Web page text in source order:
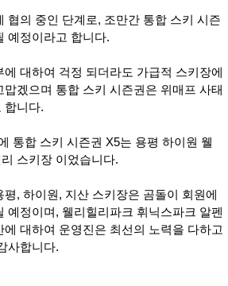
협의 중인 단계로, 조만간 통합 스키 시즌
예정이라고 합니다.
대하여 걱정 되더라도 가급적 스키장에
겠으며 통합 스키 시즌권은 위매프 사태
합니다.
통합 스키 시즌권 X5는 용평 하이원 웰
스키장 이었습니다.
, 하이원, 지산 스키장은 곰돌이 회원에
예정이며, 웰리힐리파크 휘닉스파크 알펜
대하여 운영진은 최선의 노력을 다하고
사합니다.